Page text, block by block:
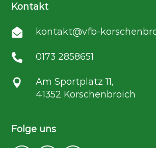
Kontakt
 kontakt@vfb-
 0173 2858651

Am Sportplatz 11,
41352 Korschenbroich
Folge uns